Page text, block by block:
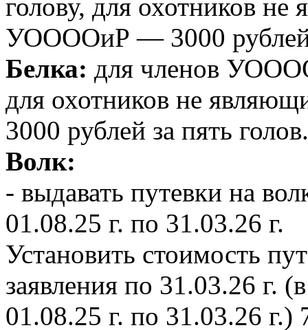
голову, для охотников
УООООиР — 3000 рублей
Белка: для членов
для охотников не
3000 рублей за пять голов.
Волк:
- выдавать путевки на
01.08.25 г. по 31.03.26 г.
Установить стоимость
заявления по 31.03.26 г.
01.08.25 г. по 31.03.26 г.)